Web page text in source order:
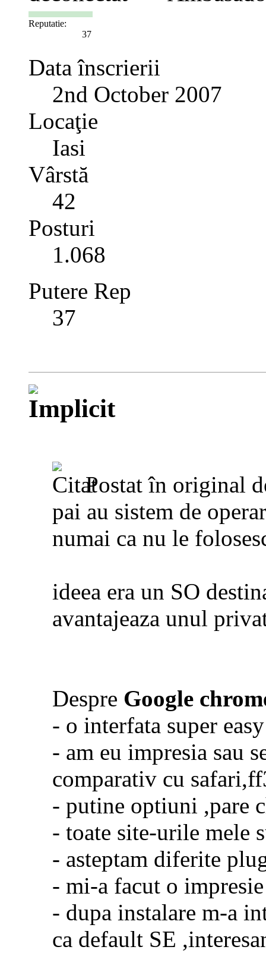
Reputatie:
37
Data înscrierii
2nd October 2007
Locaţie
Iasi
Vârstă
42
Posturi
1.068
Putere Rep
37
Postat în original
pai au sistem de
numai ca nu le
ideea era un SO
avantajeaza unul
Despre Google
- o interfata super
- am eu impresia sau
comparativ cu
- putine optiuni ,pare
- toate site-urile mele
- asteptam diferite
- mi-a facut o
- dupa instalare m-a
ca default SE